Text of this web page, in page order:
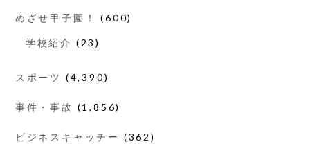
めざせ甲子園！ (600)
学校紹介 (23)
スポーツ (4,390)
事件・事故 (1,856)
ビジネスキャッチー (362)